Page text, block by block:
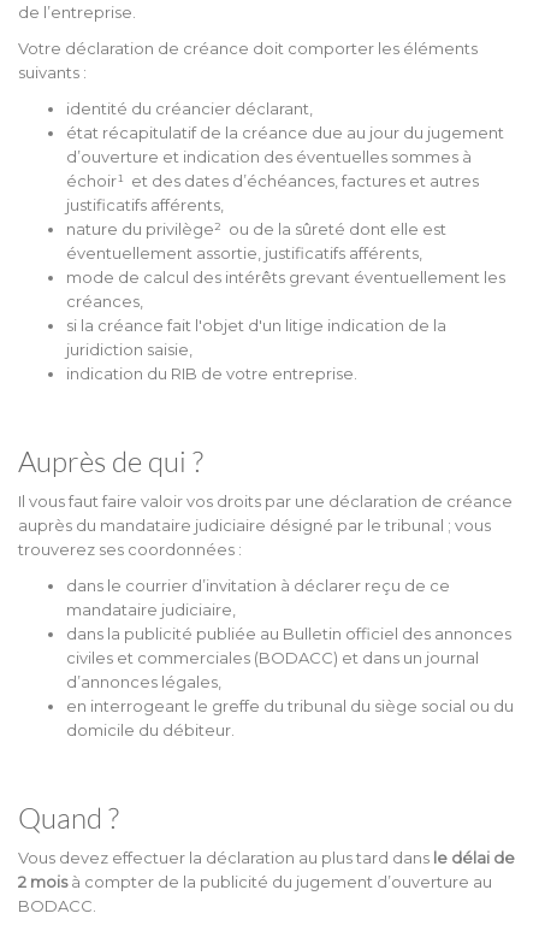
de l’entreprise.
Votre déclaration de créance doit comporter les éléments
suivants :
identité du créancier déclarant,
état récapitulatif de la créance due au jour du jugement
d’ouverture et indication des éventuelles sommes à
échoir¹ et des dates d’échéances, factures et autres
justificatifs afférents,
nature du privilège² ou de la sûreté dont elle est
éventuellement assortie, justificatifs afférents,
mode de calcul des intérêts grevant éventuellement les
créances,
si la créance fait l'objet d'un litige indication de la
juridiction saisie,
indication du RIB de votre entreprise.
Auprès de qui ?
Il vous faut faire valoir vos droits par une déclaration de créance
auprès du mandataire judiciaire désigné par le tribunal ; vous
trouverez ses coordonnées :
dans le courrier d’invitation à déclarer reçu de ce
mandataire judiciaire,
dans la publicité publiée au Bulletin officiel des annonces
civiles et commerciales (BODACC) et dans un journal
d’annonces légales,
en interrogeant le greffe du tribunal du siège social ou du
domicile du débiteur.
Quand ?
Vous devez effectuer la déclaration au plus tard dans le délai de
2 moisà compter de la publicité du jugement d’ouverture au
BODACC.